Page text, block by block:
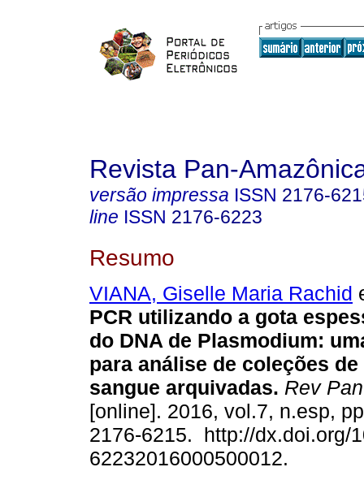
Revista Pan-
versão impressa ISSN 2176-
line ISSN 2176-6223
Resumo
VIANA, Giselle Maria Rachid
PCR utilizando a gota
do DNA de Plasmodium:
para análise de coleções
sangue arquivadas. Rev
[online]. 2016, vol.7, n.esp,
2176-6215. http://dx.doi.org/
62232016000500012.